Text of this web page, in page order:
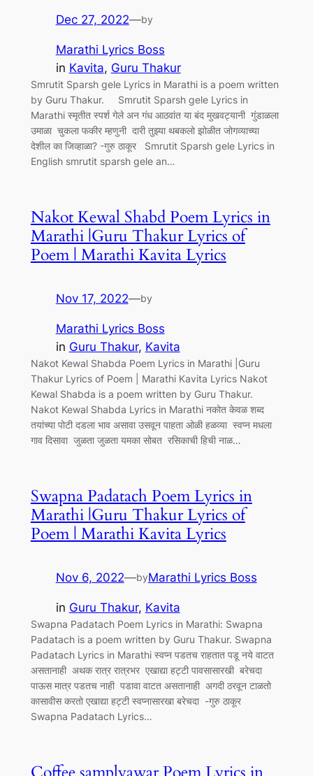
Dec 27, 2022—by
Marathi Lyrics Boss
in Kavita, Guru Thakur
Smrutit Sparsh gele Lyrics in Marathi is a poem written
by Guru Thakur. Smrutit Sparsh gele Lyrics in
Marathi स्मृतीत स्पर्श गेले अन गंध आठवांत या बंद मुखवट्यानी गुंडाळला
उमाळा चुकला फकीर म्हणुनी दारी तुझ्या थबकलो झोळीत जोगव्याच्या
देशील का जिव्हाळा? -गुरु ठाकूर Smrutit Sparsh gele Lyrics in
English smrutit sparsh gele an…
Nakot Kewal Shabd Poem Lyrics in
Marathi |Guru Thakur Lyrics of
Poem | Marathi Kavita Lyrics
Nov 17, 2022—by
Marathi Lyrics Boss
in Guru Thakur, Kavita
Nakot Kewal Shabda Poem Lyrics in Marathi |Guru
Thakur Lyrics of Poem | Marathi Kavita Lyrics Nakot
Kewal Shabda is a poem written by Guru Thakur.
Nakot Kewal Shabda Lyrics in Marathi नकोत केवळ शब्द
तयांच्या पोटी दडला भाव असावा उसवून पाहता ओळी हळव्या स्वप्न मधला
गाव दिसावा जुळता जुळता यमका सोबत रसिकाची हिची नाळ…
Swapna Padatach Poem Lyrics in
Marathi |Guru Thakur Lyrics of
Poem | Marathi Kavita Lyrics
Nov 6, 2022—byMarathi Lyrics Boss
in Guru Thakur, Kavita
Swapna Padatach Poem Lyrics in Marathi: Swapna
Padatach is a poem written by Guru Thakur. Swapna
Padatach Lyrics in Marathi स्वप्न पडतच राहतात पडू नये वाटत
असतानाही अथक रात्र रात्रभर एखाद्या हट्टी पावसासारखी बरेचदा
पाऊस मात्र पडतच नाही पडावा वाटत असतानाही अगदी ठरवून टाळतो
कासावीस करतो एखाद्या हट्टी स्वप्नासारखा बरेचदा -गुरु ठाकूर
Swapna Padatach Lyrics…